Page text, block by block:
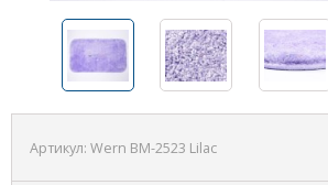
Артикул: Wern BM-2523 Lilac